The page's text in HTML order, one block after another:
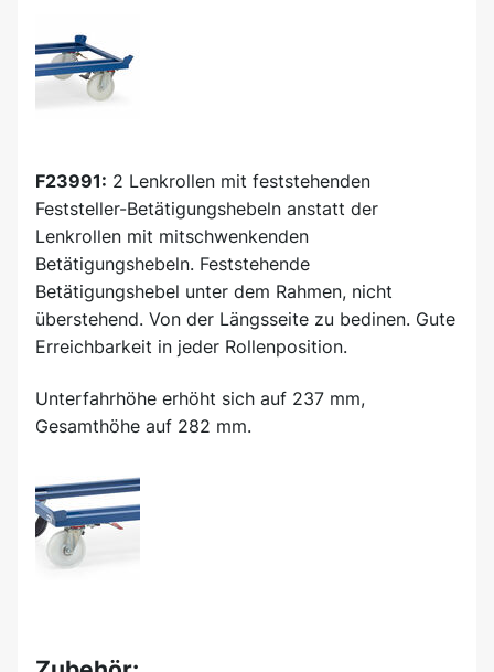
F23991: 2 Lenkrollen mit feststehenden
Feststeller-Betätigungshebeln anstatt der
Lenkrollen mit mitschwenkenden
Betätigungshebeln. Feststehende
Betätigungshebel unter dem Rahmen, nicht
überstehend. Von der Längsseite zu bedinen. Gute
Erreichbarkeit in jeder Rollenposition.
Unterfahrhöhe erhöht sich auf 237 mm,
Gesamthöhe auf 282 mm.